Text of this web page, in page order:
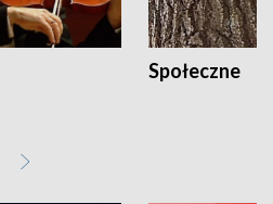
Społeczne